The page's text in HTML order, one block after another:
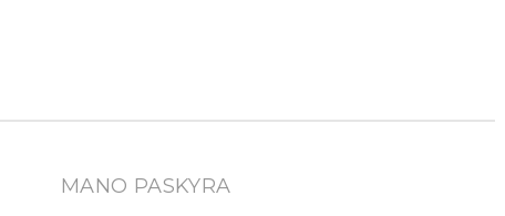
MANO PASKYRA